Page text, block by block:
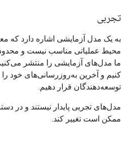
تجربی
به یک مدل آزمایشی اشاره دارد که
محیط عملیاتی مناسب نیست و
ما مدل‌های آزمایشی را منتشر
کنیم و آخرین به‌روزرسانی‌های خود
توسعه‌دهندگان قرار دهیم.
مدل‌های تجربی پایدار نیستند و در
ممکن است تغییر کند.